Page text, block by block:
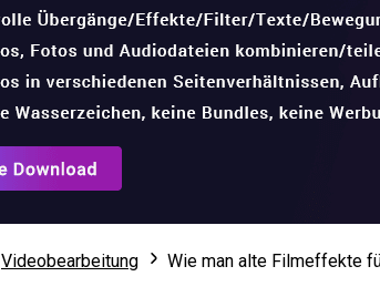
Videobearbeitung Wie man alte Filmeffekte